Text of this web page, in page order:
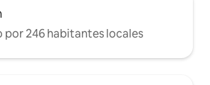
por 246 habitantes locales